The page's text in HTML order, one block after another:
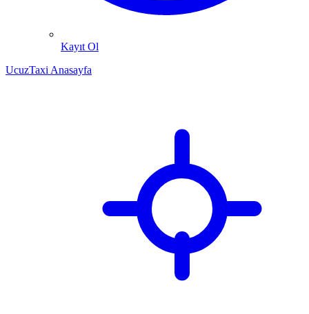
Kayıt Ol
UcuzTaxi Anasayfa